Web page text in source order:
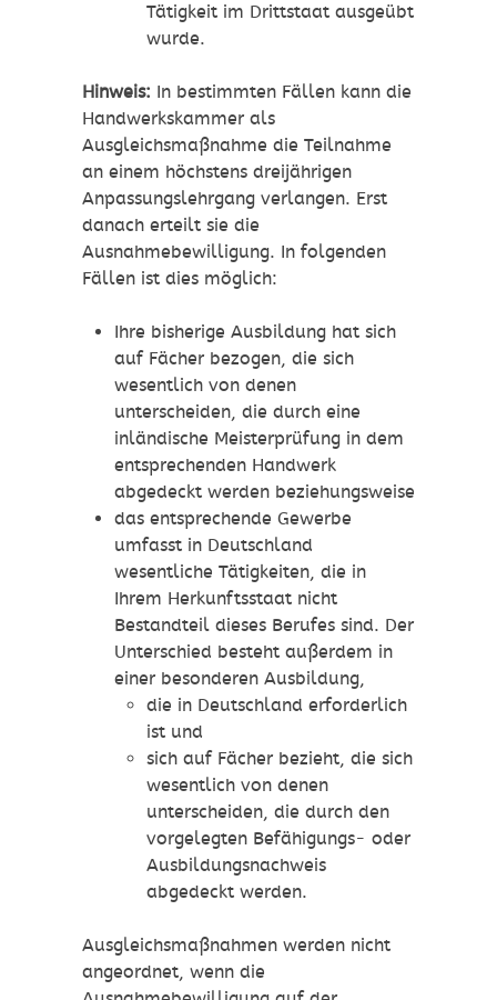
Tätigkeit im Drittstaat ausgeübt
wurde.
Hinweis: In bestimmten Fällen kann die
Handwerkskammer als
Ausgleichsmaßnahme die Teilnahme
an einem höchstens dreijährigen
Anpassungslehrgang verlangen. Erst
danach erteilt sie die
Ausnahmebewilligung. In folgenden
Fällen ist dies möglich:
Ihre bisherige Ausbildung hat sich
auf Fächer bezogen, die sich
wesentlich von denen
unterscheiden, die durch eine
inländische Meisterprüfung in dem
entsprechenden Handwerk
abgedeckt werden beziehungsweise
das entsprechende Gewerbe
umfasst in Deutschland
wesentliche Tätigkeiten, die in
Ihrem Herkunftsstaat nicht
Bestandteil dieses Berufes sind. Der
Unterschied besteht außerdem in
einer besonderen Ausbildung,
die in Deutschland erforderlich
ist und
sich auf Fächer bezieht, die sich
wesentlich von denen
unterscheiden, die durch den
vorgelegten Befähigungs- oder
Ausbildungsnachweis
abgedeckt werden.
Ausgleichsmaßnahmen werden nicht
angeordnet, wenn die